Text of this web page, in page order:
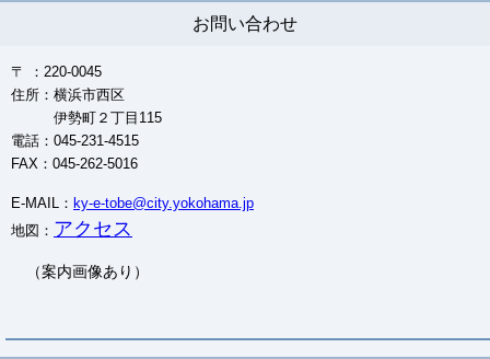
お問い合わせ
〒 ：220-0045
住所：横浜市西区
伊勢町２丁目115
電話：045-231-4515
FAX：045-262-5016
E-MAIL： ky-e-tobe@city.yokohama.jp
地図： アクセス
（案内画像あり）